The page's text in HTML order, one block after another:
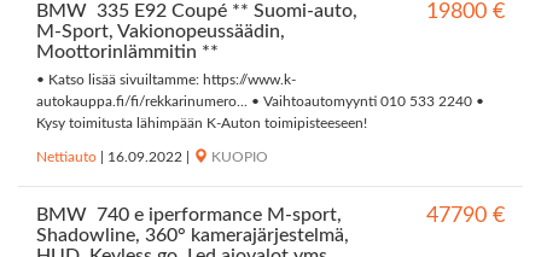
BMW 335 E92 Coupé ** Suomi-auto,
M-Sport, Vakionopeussäädin,
Moottorinlämmitin **
19800 €
• Katso lisää sivuiltamme: https://www.k-
autokauppa.fi/fi/rekkarinumero... • Vaihtoautomyynti 010 533 2240 •
Kysy toimitusta lähimpään K-Auton toimipisteeseen!
Nettiauto 16.09.2022 KUOPIO
BMW 740 e iperformance M-sport,
Shadowline, 360° kamerajärjestelmä,
47790 €